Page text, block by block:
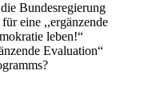
Bundesregierung
eine ,,ergänzende
leben!“
Evaluation“